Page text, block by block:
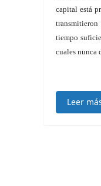
capital está
transmitieron
tiempo
cuales nunca
Leer